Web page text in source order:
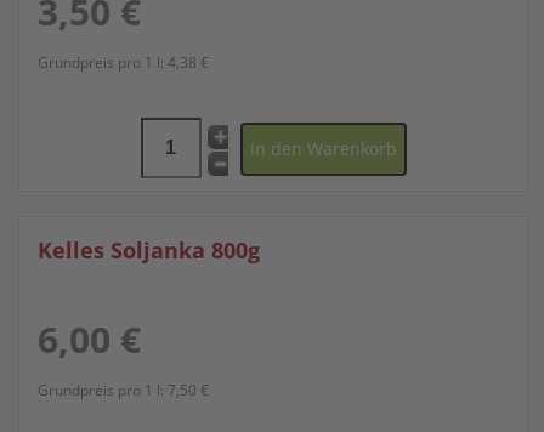
3,50 €
Grundpreis pro 1 l: 4,38 €
Kelles Soljanka 800g
6,00 €
Grundpreis pro 1 l: 7,50 €